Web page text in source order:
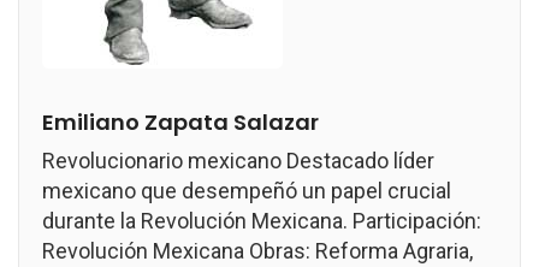
Emiliano Zapata Salazar
Revolucionario mexicano Destacado líder
mexicano que desempeñó un papel crucial
durante la Revolución Mexicana. Participación:
Revolución Mexicana Obras: Reforma Agraria,